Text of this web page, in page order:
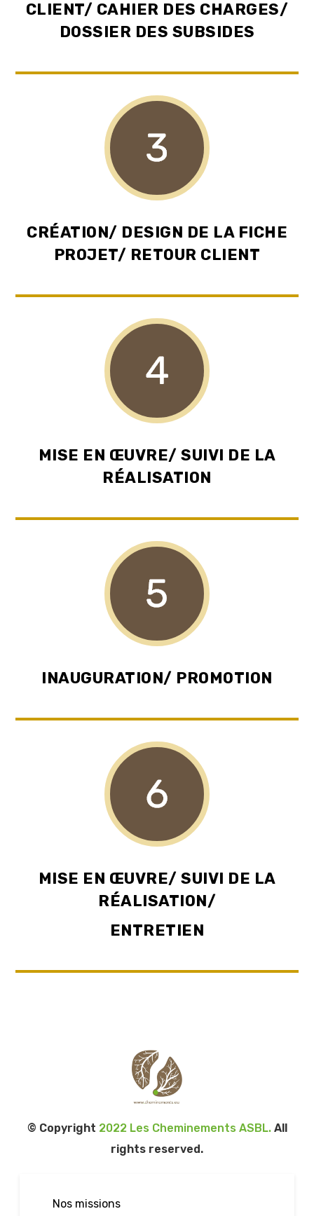
CLIENT/ CAHIER DES CHARGES/
DOSSIER DES SUBSIDES
CRÉATION/ DESIGN DE LA FICHE
PROJET/ RETOUR CLIENT
MISE EN ŒUVRE/ SUIVI DE LA
RÉALISATION
INAUGURATION/ PROMOTION
MISE EN ŒUVRE/ SUIVI DE LA
RÉALISATION/
ENTRETIEN
© Copyright 2022 Les Cheminements ASBL.All
rights reserved.
Nos missions